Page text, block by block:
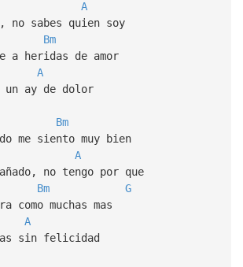
A
no sabes quien soy
Bm
a heridas de amor
A
un ay de dolor
Bm
me siento muy bien
A
no tengo por que
Bm
G
como muchas mas
A
sin felicidad